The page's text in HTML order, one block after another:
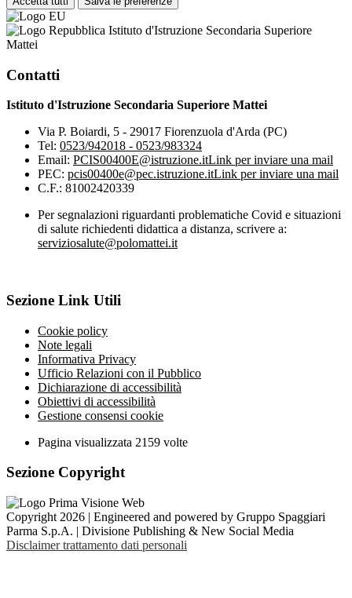
Istituto d'Istruzione Secondaria Superiore
Mattei
Contatti
Istituto d'Istruzione Secondaria Superiore Mattei
Via P. Boiardi, 5 - 29017 Fiorenzuola d'Arda (PC)
Tel: 0523/942018 - 0523/983324
Email: PCIS00400E@istruzione.itLink per inviare una mail
PEC: pcis00400e@pec.istruzione.itLink per inviare una mail
C.F.: 81002420339
Per segnalazioni riguardanti problematiche Covid e situazioni
di salute richiedenti didattica a distanza, scrivere a:
serviziosalute@polomattei.it
Sezione Link Utili
Cookie policy
Note legali
Informativa Privacy
Ufficio Relazioni con il Pubblico
Dichiarazione di accessibilità
Obiettivi di accessibilità
Gestione consensi cookie
Pagina visualizzata 2159 volte
Sezione Copyright
Copyright 2026 | Engineered and powered by Gruppo Spaggiari
Parma S.p.A. | Divisione Publishing & New Social Media
Disclaimer trattamento dati personali